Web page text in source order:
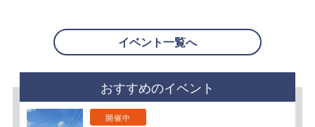
イベント一覧へ
おすすめのイベント
開催中